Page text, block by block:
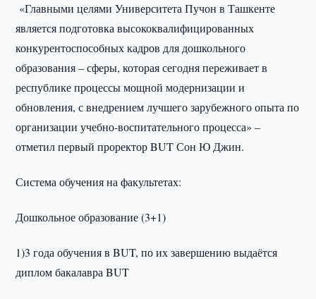
«Главными целями Университета Пучон в Ташкенте
является подготовка высококвалифицированных
конкурентоспособных кадров для дошкольного
образования – сферы, которая сегодня переживает в
республике процессы мощной модернизации и
обновления, с внедрением лучшего зарубежного опыта по
организации учебно-воспитательного процесса» –
отметил первый проректор BUT Сон Ю Джин.
Система обучения на факультетах:
Дошкольное образование (3+1)
1)3 года обучения в BUT, по их завершению выдаётся
диплом бакалавра BUT